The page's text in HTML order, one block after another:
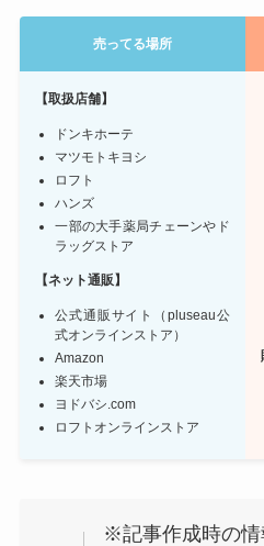
売ってる場所
【取扱店舗】
ドンキホーテ
マツモトキヨシ
ロフト
ハンズ
一部の大手薬局チェーンやド
ラッグストア
【ネット通販】
公式通販サイト（pluseau公
式オンラインストア）
Amazon
楽天市場
ヨドバシ.com
ロフトオンラインストア
※記事作成時の情